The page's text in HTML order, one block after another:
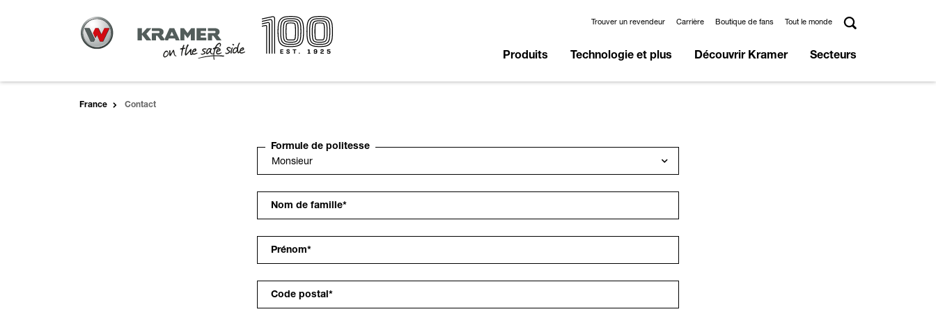
Trouver un revendeur Carrière Boutique de fans Tout le monde
Produits Technologie et plus Découvrir Kramer Secteurs
France Contact
Formule de politesse
Nom de famille*
Prénom*
Code postal *